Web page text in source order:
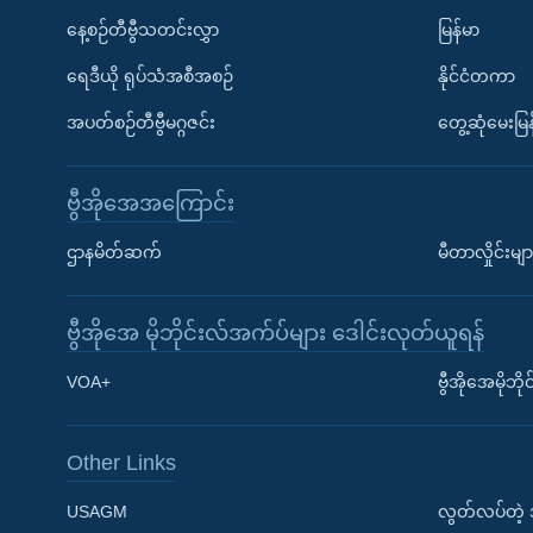
Learning English
နေ့စဉ်တီဗွီသတင်းလွှာ
ရေဒီယို ရုပ်သံအစီအစဉ်
အပတ်စဉ်တီဗွီမဂ္ဂဇင်း
မြန်မာ
နိုင်ငံတကာ
တွေ့ဆုံမေးမြန်
ဗွီအိုအေအကြောင်း
ဌာနမိတ်ဆက် မီတာလှိုင်းမျာ
ဗွီအိုအေ မိုဘိုင်းလ်အက်ပ်များ ဒေါင်းလုတ်ယူရန်
VOA+ ဗွီအိုအေမိုဘို
Other Links
USAGM လွတ်လပ်တဲ့ အ